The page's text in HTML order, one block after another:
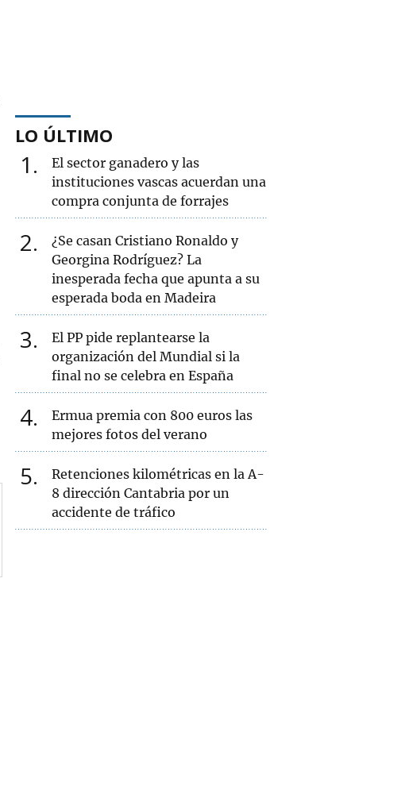
LO ÚLTIMO
1
El sector ganadero y las
instituciones vascas acuerdan una
compra conjunta de forrajes
2
¿Se casan Cristiano Ronaldo y
Georgina Rodríguez? La
inesperada fecha que apunta a su
esperada boda en Madeira
3
El PP pide replantearse la
organización del Mundial si la
final no se celebra en España
4
Ermua premia con 800 euros las
mejores fotos del verano
5
Retenciones kilométricas en la A-
8 dirección Cantabria por un
accidente de tráfico